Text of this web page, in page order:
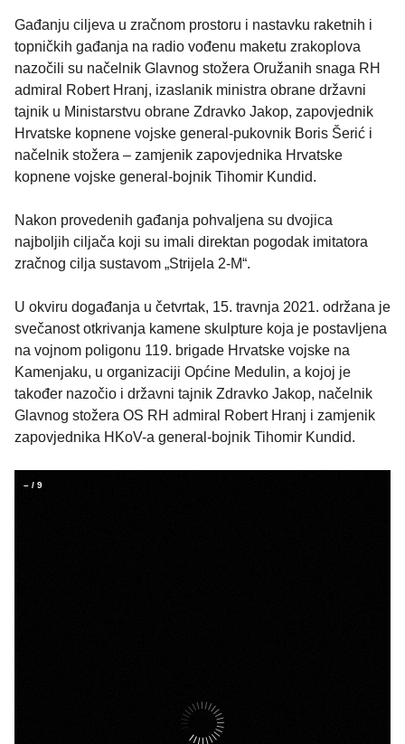
Gađanju ciljeva u zračnom prostoru i nastavku raketnih i
topničkih gađanja na radio vođenu maketu zrakoplova
nazočili su načelnik Glavnog stožera Oružanih snaga RH
admiral Robert Hranj, izaslanik ministra obrane državni
tajnik u Ministarstvu obrane Zdravko Jakop, zapovjednik
Hrvatske kopnene vojske general-pukovnik Boris Šerić i
načelnik stožera – zamjenik zapovjednika Hrvatske
kopnene vojske general-bojnik Tihomir Kundid.
Nakon provedenih gađanja pohvaljena su dvojica
najboljih ciljača koji su imali direktan pogodak imitatora
zračnog cilja sustavom „Strijela 2-M“.
U okviru događanja u četvrtak, 15. travnja 2021. održana je
svečanost otkrivanja kamene skulpture koja je postavljena
na vojnom poligonu 119. brigade Hrvatske vojske na
Kamenjaku, u organizaciji Općine Medulin, a kojoj je
također nazočio i državni tajnik Zdravko Jakop, načelnik
Glavnog stožera OS RH admiral Robert Hranj i zamjenik
zapovjednika HKoV-a general-bojnik Tihomir Kundid.
– / 9